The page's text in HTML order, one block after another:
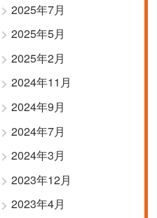
2025年7月
2025年5月
2025年2月
2024年11月
2024年9月
2024年7月
2024年3月
2023年12月
2023年4月